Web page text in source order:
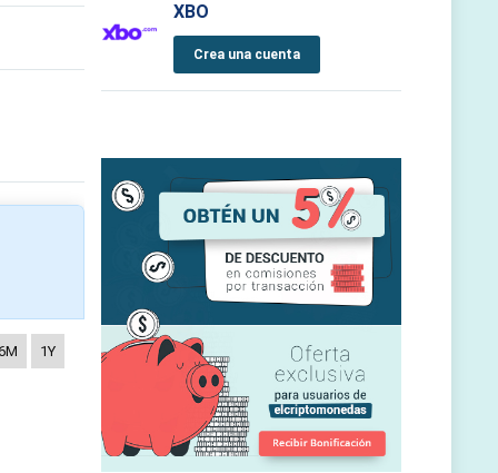
1Y
XBO
Crea una cuenta